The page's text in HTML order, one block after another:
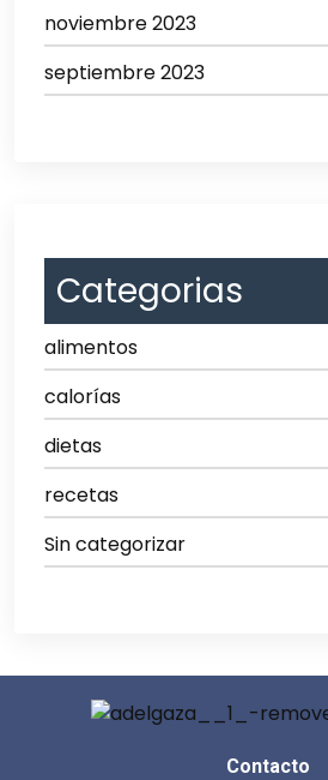
noviembre 2023
septiembre 2023
Categorias
alimentos
calorías
dietas
recetas
Sin categorizar
Contacto